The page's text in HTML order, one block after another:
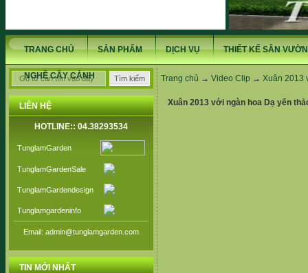
TRANG CHỦ SẢN PHẨM DỊCH VỤ THIẾT KẾ SÂN VƯỜN
NGHỀ CÂY CẢNH
LIÊN HỆ
HOTLINE:: 04.38293534
TunglamGarden
TunglamGardenSale
TunglamGardendesign
Tunglamgardeninfo
Email: admin@tunglamgarden.com
TIN MỚI NHẤT
Trang chủ → Video Clip → Xuân 2013
Xuân 2013 với ngàn hoa Dạ yến